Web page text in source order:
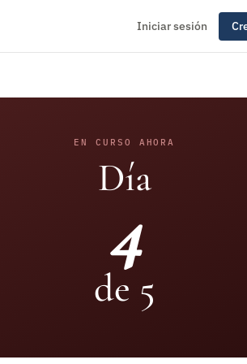
Iniciar sesión
EN CURSO AHORA
Día
4
de 5